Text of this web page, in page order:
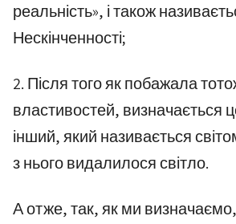
реальність», і також
Нескінченності;
2. Після того як побажала
властивостей, визначається
інший, який називається
з нього видалилося світло.
А отже, так, як ми